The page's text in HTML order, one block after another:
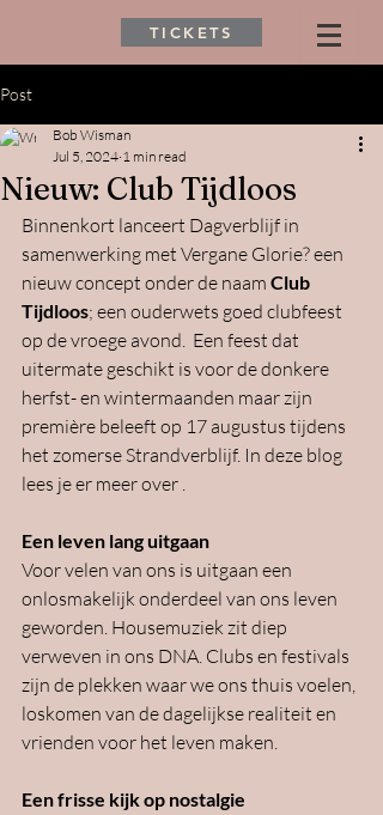
TICKETS
Post
Nieuw: Club Tijdloos
Bob Wisman
Jul 5, 2024 1 min read
Binnenkort lanceert Dagverblijf in
samenwerking met Vergane Glorie? een
nieuw concept onder de naam Club
Tijdloos; een ouderwets goed clubfeest
op de vroege avond.  Een feest dat
uitermate geschikt is voor de donkere
herfst- en wintermaanden maar zijn
première beleeft op 17 augustus tijdens
het zomerse Strandverblijf. In deze blog
lees je er meer over .
Een leven lang uitgaan
Voor velen van ons is uitgaan een
onlosmakelijk onderdeel van ons leven
geworden. Housemuziek zit diep
verweven in ons DNA. Clubs en festivals
zijn de plekken waar we ons thuis voelen,
loskomen van de dagelijkse realiteit en
vrienden voor het leven maken.
Een frisse kijk op nostalgie